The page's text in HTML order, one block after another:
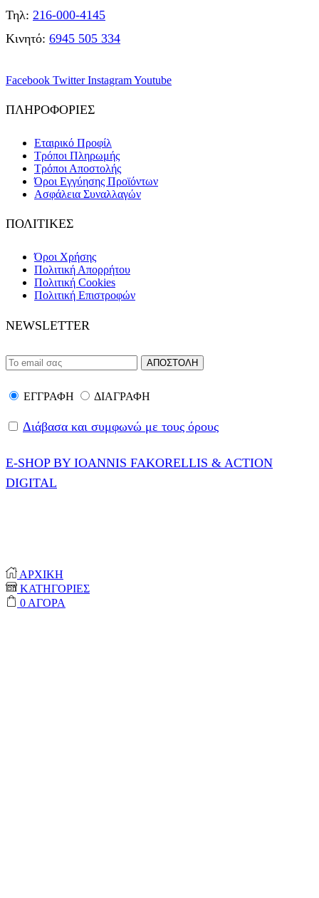
Τηλ: 216-000-4145
Κινητό: 6945 505 334
Facebook Twitter InstagramYoutube
ΠΛΗΡΟΦΟΡΙΕΣ
Εταιρικό Προφίλ
Τρόποι Πληρωμής
Τρόποι Αποστολής
Όροι Εγγύησης Προϊόντων
Ασφάλεια Συναλλαγών
ΠΟΛΙΤΙΚΕΣ
Όροι Χρήσης
Πολιτική Απορρήτου
Πολιτική Cookies
Πολιτική Επιστροφών
NEWSLETTER
ΕΓΓΡΑΦΗ ΔΙΑΓΡΑΦΗ
Διάβασα και συμφωνώ με τους όρους
E-SHOP BY IOANNIS FAKORELLIS & ACTION
DIGITAL
ΑΡΧΙΚΗ
ΚΑΤΗΓΟΡΙΕΣ
0 ΑΓΟΡΑ